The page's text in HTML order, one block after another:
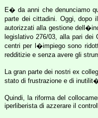
E� da anni che denunciamo
parte dei cittadini. Oggi, dopo
autorizzati alla gestione
legislativo 276/03, alla pari
centri per l�impiego sono
redditizie e senza avere gli
La gran parte dei nostri ex
stato di frustrazione e di
Quindi, la riforma del
iperliberista di azzerare il